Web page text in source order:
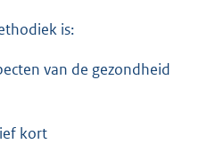
is:
van de gezondheid
kort